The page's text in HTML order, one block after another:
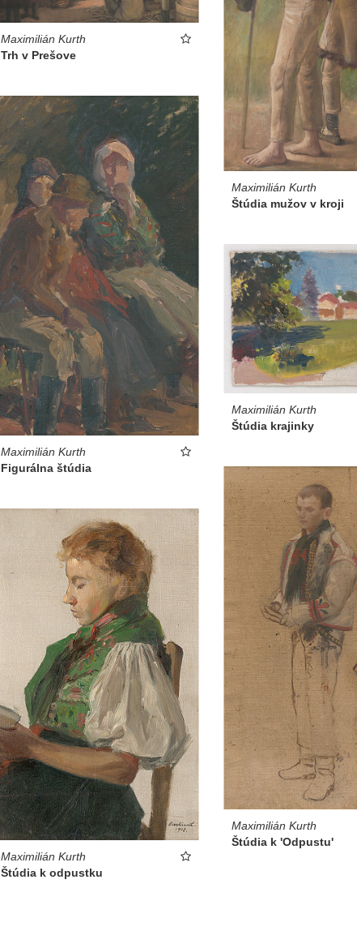
Maximilián Kurth
Trh v Prešove
Maximilián Kurth
Štúdia mužov v kroji
Maximilián Kurth
Figurálna štúdia
Maximilián Kurth
Štúdia krajinky
Maximilián Kurth
Štúdia k 'Odpustu'
Maximilián Kurth
Štúdia k odpustku